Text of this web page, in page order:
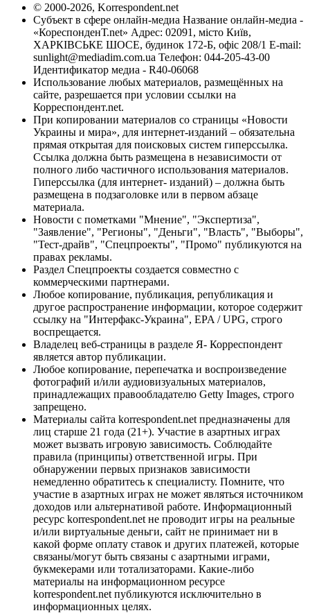
© 2000-2026, Korrespondent.net
Субъект в сфере онлайн-медиа Название онлайн-медиа -
«КореспонденТ.net» Адрес: 02091, місто Київ,
ХАРКІВСЬКЕ ШОСЕ, будинок 172-Б, офіс 208/1 E-mail:
sunlight@mediadim.com.ua Телефон: 044-205-43-00
Идентификатор медиа - R40-06068
Использование любых материалов, размещённых на
сайте, разрешается при условии ссылки на
Корреспондент.net.
При копировании материалов со страницы «Новости
Украины и мира», для интернет-изданий – обязательна
прямая открытая для поисковых систем гиперссылка.
Ссылка должна быть размещена в независимости от
полного либо частичного использования материалов.
Гиперссылка (для интернет- изданий) – должна быть
размещена в подзаголовке или в первом абзаце
материала.
Новости с пометками "Мнение", "Экспертиза",
"Заявление", "Регионы", "Деньги", "Власть", "Выборы",
"Тест-драйв", "Спецпроекты", "Промо" публикуются на
правах рекламы.
Раздел Спецпроекты создается совместно с
коммерческими партнерами.
Любое копирование, публикация, републикация и
другое распространение информации, которое содержит
ссылку на "Интерфакс-Украина", EPA / UPG, строго
воспрещается.
Владелец веб-страницы в разделе Я- Корреспондент
является автор публикации.
Любое копирование, перепечатка и воспроизведение
фотографий и/или аудиовизуальных материалов,
принадлежащих правообладателю Getty Images, строго
запрещено.
Материалы сайта korrespondent.net предназначены для
лиц старше 21 года (21+). Участие в азартных играх
может вызвать игровую зависимость. Соблюдайте
правила (принципы) ответственной игры. При
обнаружении первых признаков зависимости
немедленно обратитесь к специалисту. Помните, что
участие в азартных играх не может являться источником
доходов или альтернативой работе. Информационный
ресурс korrespondent.net не проводит игры на реальные
и/или виртуальные деньги, сайт не принимает ни в
какой форме оплату ставок и других платежей, которые
связаны/могут быть связаны с азартными играми,
букмекерами или тотализаторами. Какие-либо
материалы на информационном ресурсе
korrespondent.net публикуются исключительно в
информационных целях.